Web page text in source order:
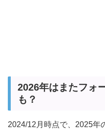
2026年はまたフォ
も？
2024/12月時点で、2025年